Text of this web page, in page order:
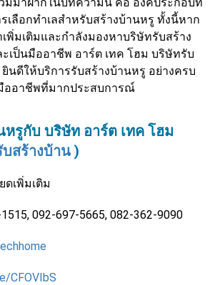
เลือกทำเลสำหรับสร้างบ้านหรู ทั้งนี้หาก
พิ่มเติมและกำลังมองหาบริษัทรับสร้าง
เป็นมืออาชีพ อาร์ต เทค โฮม บริษัทรับ
นดีให้บริการรับสร้างบ้านหรู อย่างครบ
ออาชีพที่มากประสบการณ์
หรูกับ บริษัท อาร์ต เทค โฮม
สร้างบ้าน)
ดเพิ่มเติม
092-697-5665, 082-362-9090
CFOVIbS